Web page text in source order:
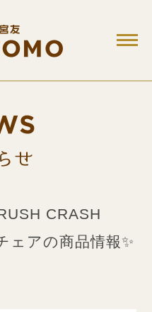
CRASH
ェアの商品情報✨